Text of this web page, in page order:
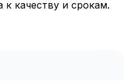
к качеству и срокам.